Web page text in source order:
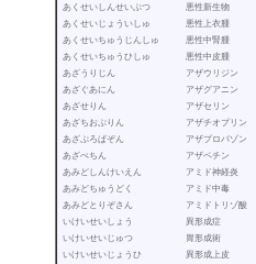
あくせいしんせいぶつ 悪性新生物
あくせいじょういしゅ 悪性上衣腫
あくせいちゅうじんしゅ 悪性中腎腫
あくせいちゅうひしゅ 悪性中皮腫
あざうりじん アザウリジン
あざぐあにん アザグアニン
あざせりん アザセリン
あざちおぷりん アザチオプリン
あざぷろぱぞん アザプロパゾン
あざぺちん アザペチン
あみどしんけいえん アミド神経炎
あみどちゅうどく アミド中毒
あみどとりぞさん アミドトリゾ酸
いけいせいしょう 異形成症
いけいせいじゅつ 胃形成術
いけいせいじょうひ 異形成上皮